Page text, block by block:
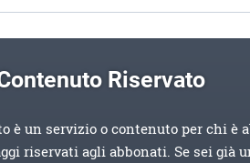
Riservato
è un servizio o contenuto per chi è
riservati agli abbonati. Se sei già